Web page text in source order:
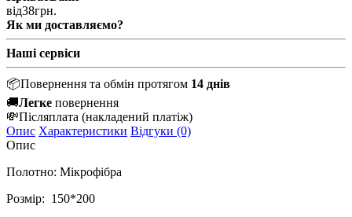
від38грн.
Як ми доставляємо?
Наші сервіси
📦Повернення та обмін протягом 14 днів
🚚Легке повернення
💸Післяплата (накладений платіж)
Опис Характеристики Відгуки (0)
Опис
Полотно: Мікрофібра
Розмір: 150*200